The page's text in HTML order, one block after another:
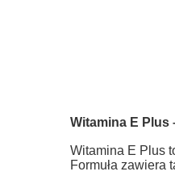
Witamina E
Witamina E Plus
Formuła zawiera